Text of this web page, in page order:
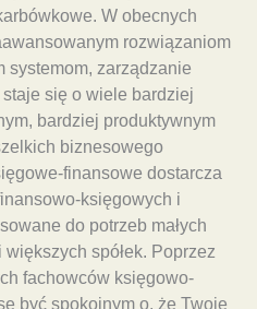
W obecnych
rozwiązaniom
systemom, zarządzanie
się o wiele bardziej
bardziej produktywnym
biznesowego
finansowe dostarcza
księgowych i
do potrzeb małych
spółek. Poprzez
fachowców księgowo-
być spokojnym o, że Twoje